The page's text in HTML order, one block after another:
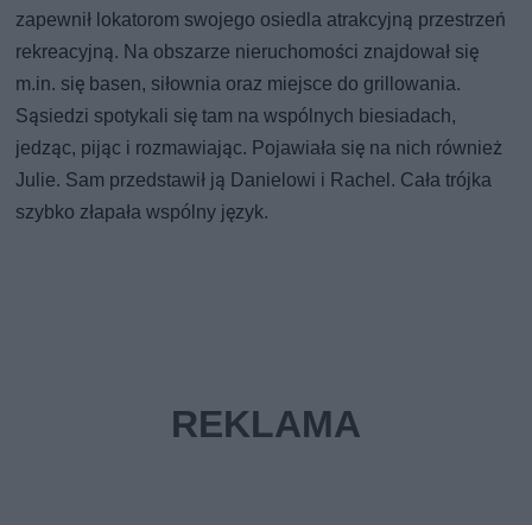
zapewnił lokatorom swojego osiedla atrakcyjną przestrzeń
rekreacyjną. Na obszarze nieruchomości znajdował się
m.in. się basen, siłownia oraz miejsce do grillowania.
Sąsiedzi spotykali się tam na wspólnych biesiadach,
jedząc, pijąc i rozmawiając. Pojawiała się na nich również
Julie. Sam przedstawił ją Danielowi i Rachel. Cała trójka
szybko złapała wspólny język.